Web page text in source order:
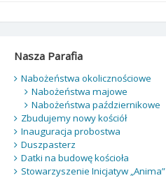
Nasza Parafia
Nabożeństwa okolicznościowe
Nabożeństwa majowe
Nabożeństwa październikowe
Zbudujemy nowy kościół
Inauguracja probostwa
Duszpasterz
Datki na budowę kościoła
Stowarzyszenie Inicjatyw „Anima”